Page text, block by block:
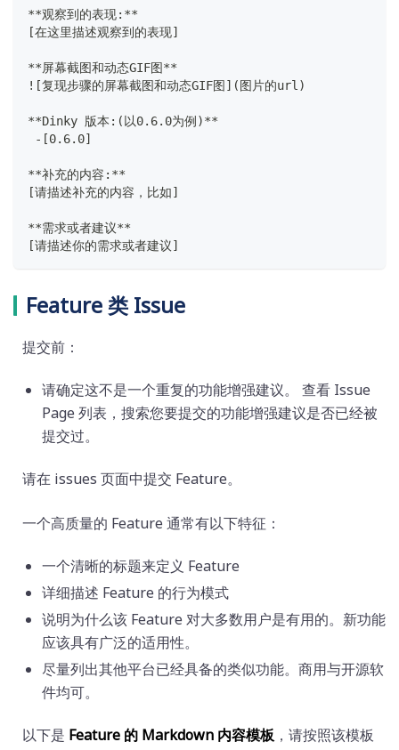
**观察到的表现:**
[在这里描述观察到的表现]
**屏幕截图和动态GIF图**
![复现步骤的屏幕截图和动态GIF图](图片的url)
**Dinky 版本:(以0.6.0为例)**
-[0.6.0]
**补充的内容:**
[请描述补充的内容，比如]
**需求或者建议**
[请描述你的需求或者建议]
Feature 类 Issue
提交前：
请确定这不是一个重复的功能增强建议。 查看 Issue
Page 列表，搜索您要提交的功能增强建议是否已经被
提交过。
请在 issues 页面中提交 Feature。
一个高质量的 Feature 通常有以下特征：
一个清晰的标题来定义 Feature
详细描述 Feature 的行为模式
说明为什么该 Feature 对大多数用户是有用的。新功能
应该具有广泛的适用性。
尽量列出其他平台已经具备的类似功能。商用与开源软
件均可。
以下是 Feature 的 Markdown 内容模板 ，请按照该模板